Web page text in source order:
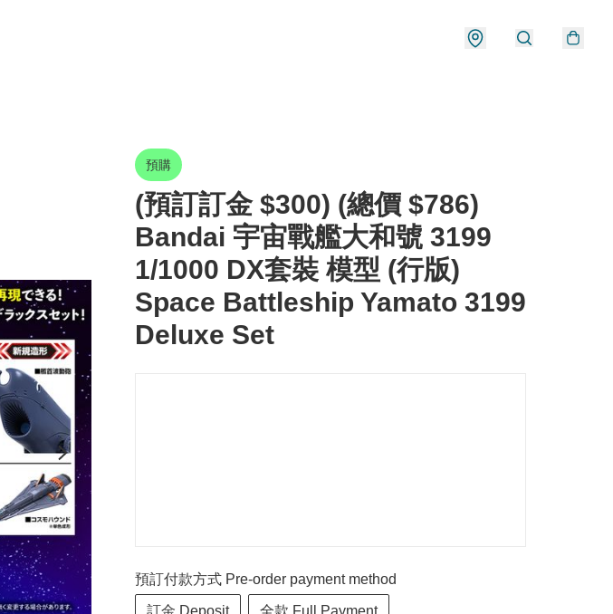
預購
(預訂訂金 $300) (總價 $786)
Bandai 宇宙戰艦大和號 3199
1/1000 DX套裝 模型 (行版)
Space Battleship Yamato 3199
Deluxe Set
預訂付款方式 Pre-order payment method
訂金 Deposit 全款 Full Payment